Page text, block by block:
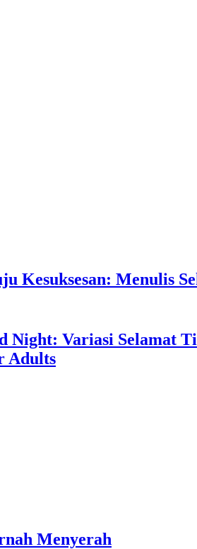
Kesuksesan: Menulis
Night: Variasi Selamat
Adults
Menyerah